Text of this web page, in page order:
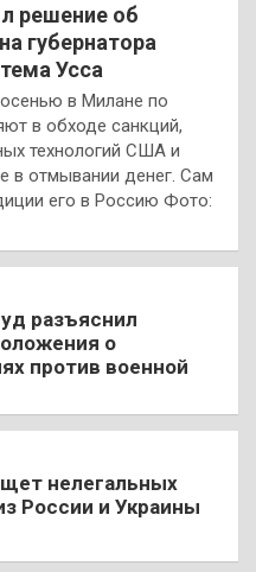
решение об
губернатора
Усса
в Милане по
в обходе санкций,
технологий США и
в отмывании денег. Сам
его в Россию Фото:
разъяснил
о
против военной
нелегальных
России и Украины